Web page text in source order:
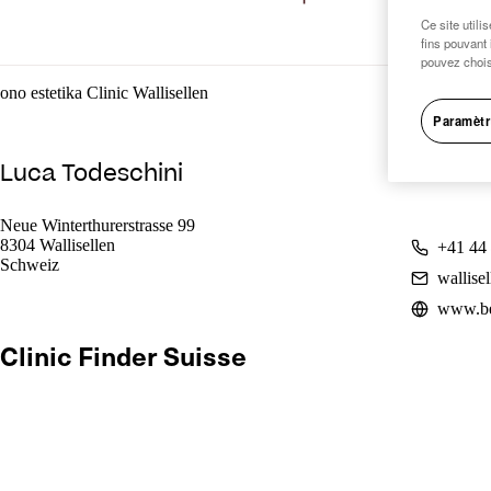
ono estetika Clinic Wallisellen
Luca Todeschini
Neue Winterthurerstrasse 99
8304 Wallisellen
Schweiz
+41 44
Clinic Finder Suisse
Ce site
fins
pouvez